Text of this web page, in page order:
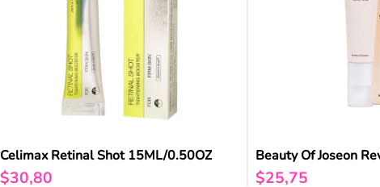
Celimax Retinal Shot 15ML/0.50OZ
$30,80 $25,75